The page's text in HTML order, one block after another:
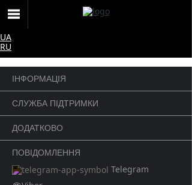
UA
RU
ІНФОРМАЦІЯ
СЛУЖБА ПІДТРИМКИ
ДОДАТКОВО
ПОВІДОМЛЕННЯ
Telegram